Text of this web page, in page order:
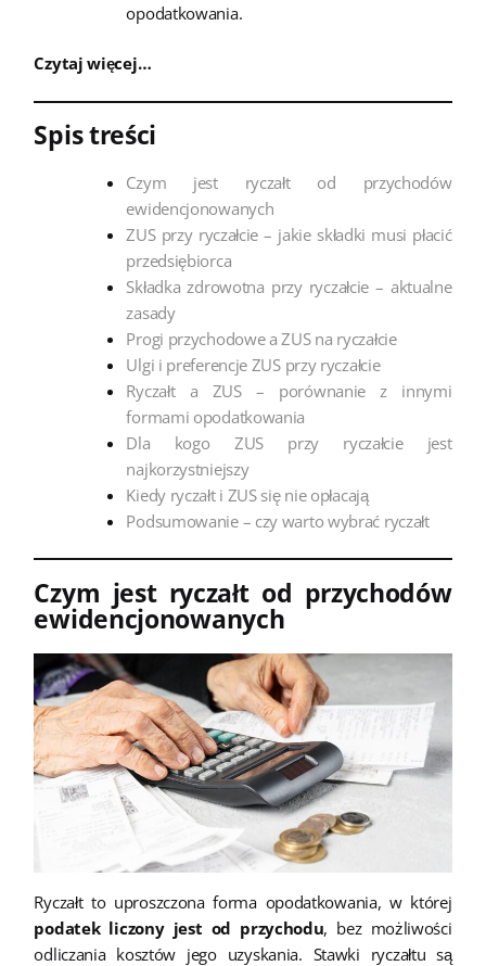
opodatkowania.
Czytaj więcej…
Spis treści
Czym jest ryczałt od przychodów
ewidencjonowanych
ZUS przy ryczałcie – jakie składki musi płacić
przedsiębiorca
Składka zdrowotna przy ryczałcie – aktualne
zasady
Progi przychodowe a ZUS na ryczałcie
Ulgi i preferencje ZUS przy ryczałcie
Ryczałt a ZUS – porównanie z innymi
formami opodatkowania
Dla kogo ZUS przy ryczałcie jest
najkorzystniejszy
Kiedy ryczałt i ZUS się nie opłacają
Podsumowanie – czy warto wybrać ryczałt
Czym jest ryczałt od przychodów
ewidencjonowanych
Ryczałt to uproszczona forma opodatkowania, w której
podatek liczony jest od przychodu, bez możliwości
odliczania kosztów jego uzyskania. Stawki ryczałtu są